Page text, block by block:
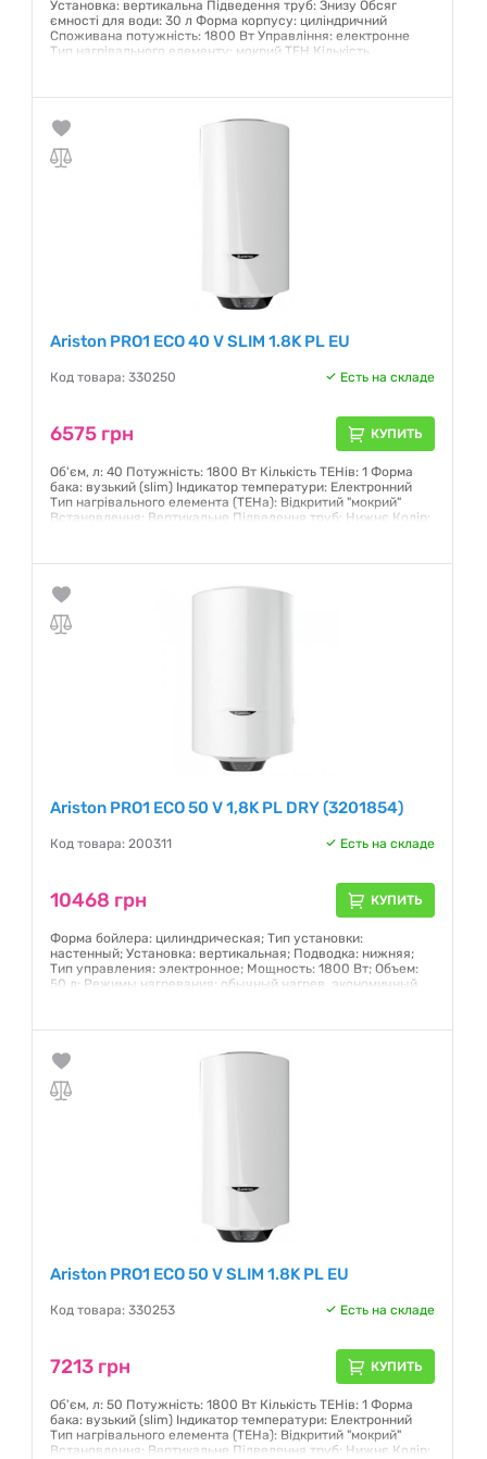
Установка: вертикальна Підведення труб: Знизу Обсяг
ємності для води: 30 л Форма корпусу: циліндричний
Споживана потужність: 1800 Вт Управління: електронне
Тип нагрівального елементу: мокрий ТЕН Кількість
Ariston PRO1 ECO 40 V SLIM 1.8K PL EU
Код товара: 330250 Есть на складе
6575 грн КУПИТЬ
Об'єм, л: 40 Потужність: 1800 Вт Кількість ТЕНів: 1 Форма
бака: вузький (slim) Індикатор температури: Електронний
Тип нагрівального елемента (ТЕНа): Відкритий "мокрий"
Встановлення: Вертикальне Підведення труб: Нижнє Колір:
Гарантия:12 месяцев
Ariston PRO1 ECO 50 V 1,8K PL DRY (3201854)
Код товара: 200311 Есть на складе
10468 грн КУПИТЬ
Форма бойлера: цилиндрическая; Тип установки:
настенный; Установка: вертикальная; Подводка: нижняя;
Тип управления: электронное; Мощность: 1800 Вт; Объем:
50 л; Режимы нагревания: обычный нагрев, экономичный
Ariston PRO1 ECO 50 V SLIM 1.8K PL EU
Код товара: 330253 Есть на складе
7213 грн КУПИТЬ
Об'єм, л: 50 Потужність: 1800 Вт Кількість ТЕНів: 1 Форма
бака: вузький (slim) Індикатор температури: Електронний
Тип нагрівального елемента (ТЕНа): Відкритий "мокрий"
Встановлення: Вертикальне Підведення труб: Нижнє Колір: